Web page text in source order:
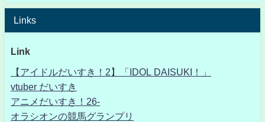
Links
Link
【アイドルだいすき！2】「IDOL DAISUKI！」
vtuber だいすき
アニメだいすき！26-
オラシオンの競馬グランプリ